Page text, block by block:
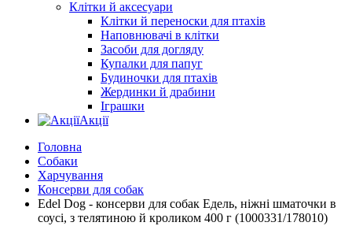
Клітки й аксесуари
Клітки й переноски для птахів
Наповнювачі в клітки
Засоби для догляду
Купалки для папуг
Будиночки для птахів
Жердинки й драбини
Іграшки
Акції
Головна
Собаки
Харчування
Консерви для собак
Edel Dog - консерви для собак Едель, ніжні шматочки в
соусі, з телятиною й кроликом 400 г (1000331/178010)